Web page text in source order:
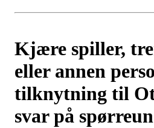
Kjære spiller,
eller annen
tilknytning til
svar på